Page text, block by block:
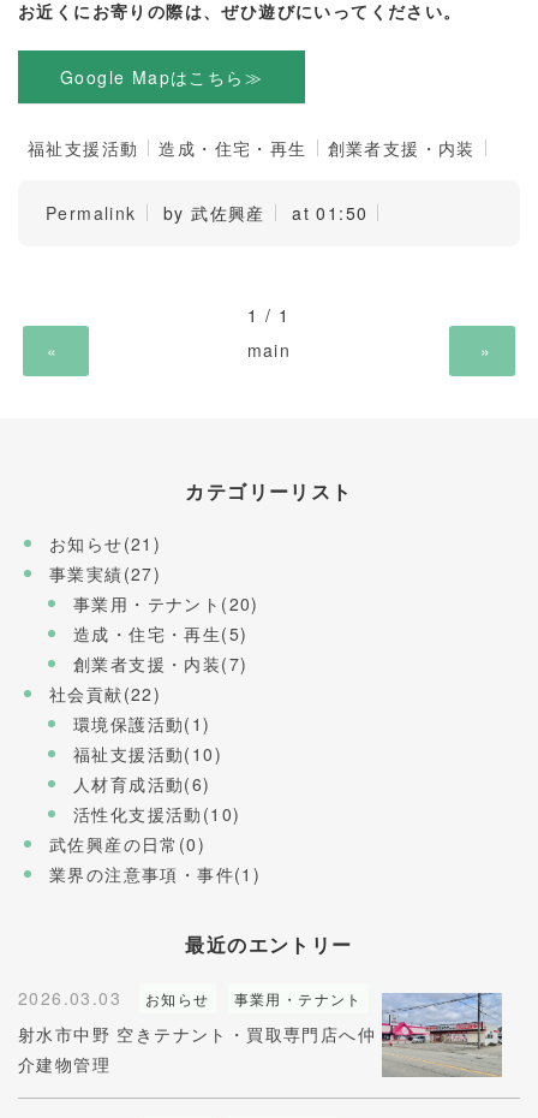
お近くにお寄りの際は、ぜひ遊びにいってください。
Google Mapはこちら≫
福祉支援活動 造成・住宅・再生 創業者支援・内装
Permalink by 武佐興産 at 01:50
1 / 1
«
main »
カテゴリーリスト
お知らせ(21)
事業実績(27)
事業用・テナント(20)
造成・住宅・再生(5)
創業者支援・内装(7)
社会貢献(22)
環境保護活動(1)
福祉支援活動(10)
人材育成活動(6)
活性化支援活動(10)
武佐興産の日常(0)
業界の注意事項・事件(1)
最近のエントリー
2026.03.03 お知らせ 事業用・テナント
射水市中野 空きテナント・買取専門店へ仲
介建物管理